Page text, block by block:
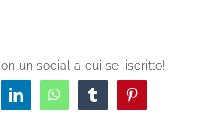
un social a cui sei iscritto!
LinkedInWhatsAppTumblrPinterest